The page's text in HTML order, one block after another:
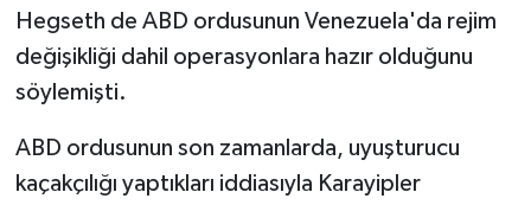
Hegseth de ABD ordusunun Venezuela'da rejim
değişikliği dahil operasyonlara hazır olduğunu
söylemişti.
ABD ordusunun son zamanlarda, uyuşturucu
kaçakçılığı yaptıkları iddiasıyla Karayipler